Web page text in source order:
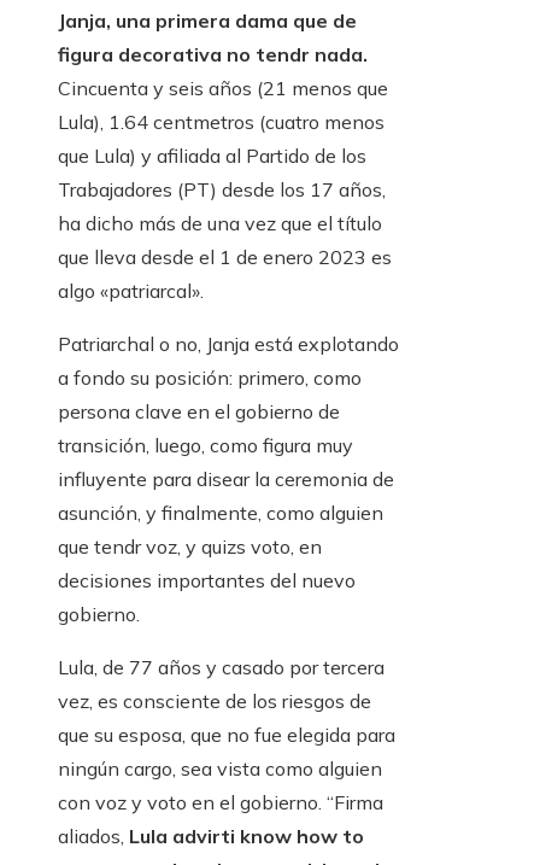
Janja, una primera dama que de
figura decorativa no tendr nada.
Cincuenta y seis años (21 menos que
Lula), 1.64 centmetros (cuatro menos
que Lula) y afiliada al Partido de los
Trabajadores (PT) desde los 17 años,
ha dicho más de una vez que el título
que lleva desde el 1 de enero 2023 es
algo «patriarcal».
Patriarchal o no, Janja está explotando
a fondo su posición: primero, como
persona clave en el gobierno de
transición, luego, como figura muy
influyente para disear la ceremonia de
asunción, y finalmente, como alguien
que tendr voz, y quizs voto, en
decisiones importantes del nuevo
gobierno.
Lula, de 77 años y casado por tercera
vez, es consciente de los riesgos de
que su esposa, que no fue elegida para
ningún cargo, sea vista como alguien
con voz y voto en el gobierno. “Firma
aliados, Lula advirti know how to